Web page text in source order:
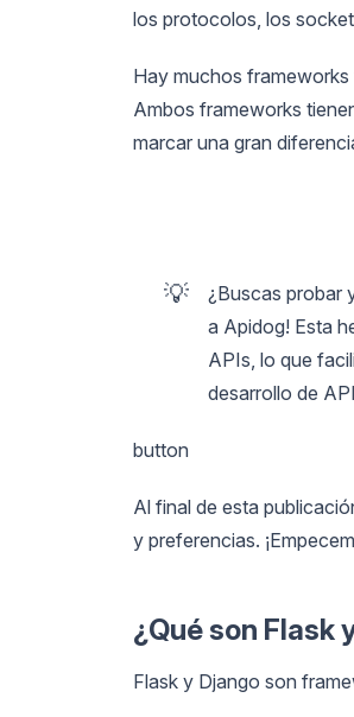
los protocolos, los
Hay muchos
Ambos frameworks
marcar una gran
💡
¿Buscas probar
a Apidog! Esta
APIs, lo que
desarrollo de
button
Al final de esta
y preferencias.
¿Qué son Flask
Flask y Django son